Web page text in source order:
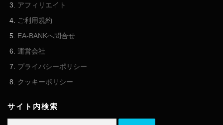
アフィリエイト
ご利用規約
EA-BANKへ問合せ
運営会社
プライバシーポリシー
クッキーポリシー
サイト内検索